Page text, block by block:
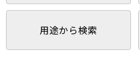
用途から検索